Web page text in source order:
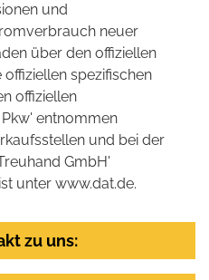
und
neuer
über den offiziellen
spezifischen
offiziellen
entnommen
und bei der
GmbH'
unter www.dat.de.
zu uns: